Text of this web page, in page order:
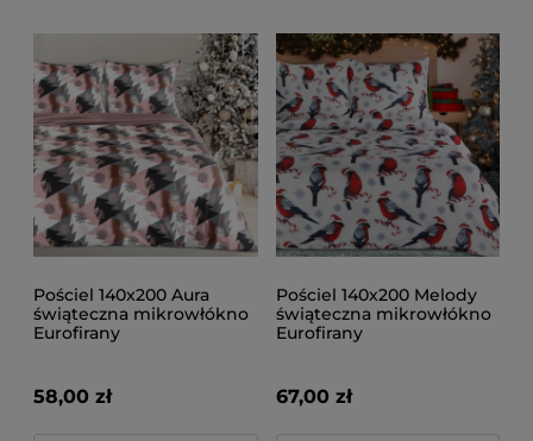
Pościel 140x200 Aura
świąteczna mikrowłókno
Eurofirany
58,00 zł
Pościel 140x200 Melody
świąteczna mikrowłókno
Eurofirany
67,00 zł